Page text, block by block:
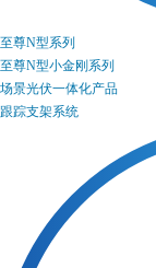
至尊N型系列
至尊N型小金刚系列
场景光伏一体化产品
跟踪支架系统